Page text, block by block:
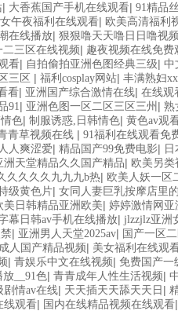
| 大香蕉国产手机在线观看| 91精品
午夜福利在线观看| 欧美高清福利
在线播放| 狠狠噜天天噜日日噜视
二三区在线视频| 趣夜视频在线免费
看| 自拍偷拍亚洲色图经典三级| 中
三区 | 福利cosplay网站| 丰满熟妇
看| 亚洲国产综合激情在线| 在线观
91| 亚洲色图一区二区三区三州 | 熟
色| 制服诱惑,日韩情色| 黄色av观
青草视频在线 | 91福利在线观看免
人爽涩爱| 精品国产99免费电影|
洲天堂精品久久国产精品| 欧美另
久久久久九九九b热| 欧美人妖一区
级黄色片| 女同人妻巨乳按摩店里
美日韩精品亚洲欧美| 婷婷激情网
幕日韩av手机在线播放| jlzzjlz亚洲
| 亚洲男人天堂2025av| 国产一区
人国产精品视频| 美女福利在线观
| 青娱乐中文在线视频| 免费国产一
__91色| 青青成年人性生活视频|
剧情av在线| 天天插天天舔天天日 |
线观看| 国内在线精品视频在线观看